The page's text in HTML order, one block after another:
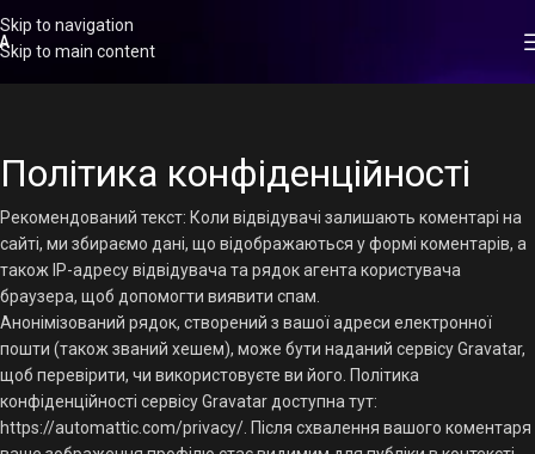
Skip to navigation
Skip to main content
Політика конфіденційності
Рекомендований текст: Коли відвідувачі залишають коментарі на
сайті, ми збираємо дані, що відображаються у формі коментарів, а
також IP-адресу відвідувача та рядок агента користувача
браузера, щоб допомогти виявити спам.
Анонімізований рядок, створений з вашої адреси електронної
пошти (також званий хешем), може бути наданий сервісу Gravatar,
щоб перевірити, чи використовуєте ви його. Політика
конфіденційності сервісу Gravatar доступна тут:
https://automattic.com/privacy/. Після схвалення вашого коментаря